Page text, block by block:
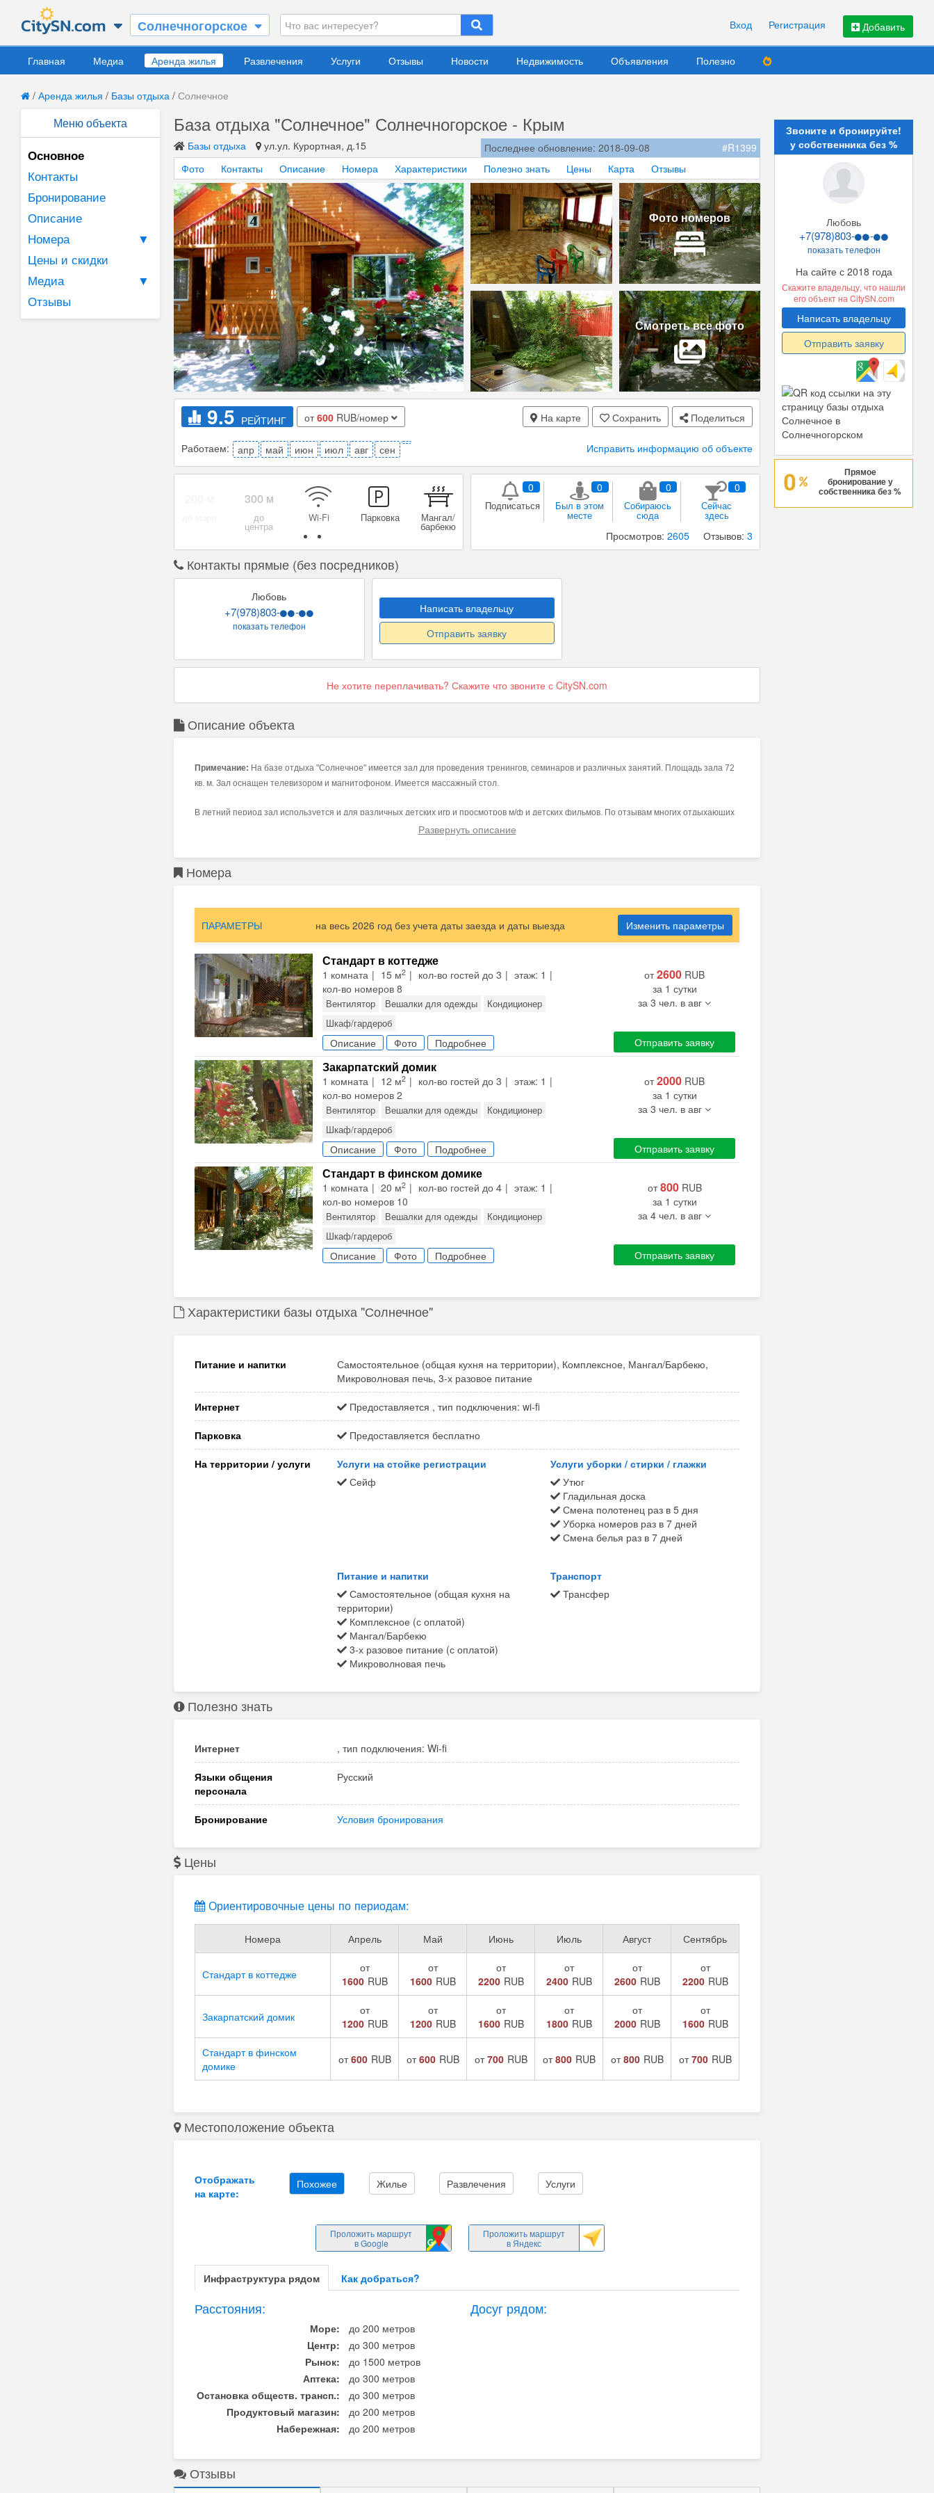
Солнечногорское Добавить
Вход Регистрация
Главная Медиа Аренда жилья Развлечения Услуги Отзывы Новости Недвижимость Объявления Полезно
/ Аренда жилья / Базы отдыха / Солнечное
Меню объекта
Основное
Контакты
Бронирование
Описание
Номера
▼
Цены и скидки
Медиа
▼
Отзывы
База отдыха "Солнечное" Солнечногорское - Крым
Базы отдыха ул.ул. Курортная, д.15 Последнее обновление: 2018-09-08
#R1399
Фото
Контакты Описание Номера Характеристики Полезно знать Цены Карта Отзывы
Фото номеров
Смотреть все фото
9.5 РЕЙТИНГ от600 RUB/номер Поделиться
Сохранить
На карте
Работаем: апр май июн июл авг сен Исправить информацию об объекте
Сейф
0
Подписаться
0
Был в этом
месте
0
Собираюсь
сюда
0
Сейчас
здесь
Отзывов: 3
Просмотров: 2605
Контакты прямые (без посредников)
Любовь
+7(978)803- -
показать телефон
Написать владельцу
Отправить заявку
Не хотите переплачивать? Скажите что звоните с CitySN.com
Описание объекта
Примечание: На базе отдыха "Солнечное" имеется зал для проведения тренингов, семинаров и различных занятий. Площадь зала 72
кв. м. Зал оснащен телевизором и магнитофоном. Имеется массажный стол.
В летний период зал используется и для различных детских игр и просмотров м/ф и детских фильмов. По отзывам многих отдыхающих
этот зал здорово выручает родителей в организации досуга детей и их общения. В зале расположен детский уголок, библиотека,
Развернуть описание
Номера
ПАРАМЕТРЫ на весь 2026 год без учета даты заезда и даты выезда Изменить параметры
Стандарт в коттедже
1 комната 15 м2 кол-во гостей до 3
этаж: 1
кол-во номеров 8
Вентилятор Вешалки для одежды
Кондиционер
Шкаф/гардероб
Санузел в номере (душ, туалет, умывальник)
Кабельные канал
Телевизор
от2600 RUB
за 1 сутки
за 3 чел. в авг
Описание Фото Подробнее Отправить заявку
Закарпатский домик
1 комната 12 м2 кол-во гостей до 3
этаж: 1
кол-во номеров 2
Вентилятор Вешалки для одежды
Кондиционер
Шкаф/гардероб
Санузел в номере (душ, туалет, умывальник)
Кабельные канал
Телевизор Холодильник
от2000 RUB
за 1 сутки
за 3 чел. в авг
Описание Фото Подробнее Отправить заявку
Стандарт в финском домике
1 комната 20 м2 кол-во гостей до 4
этаж: 1
кол-во номеров 10
Вентилятор Вешалки для одежды
Кондиционер
Шкаф/гардероб
Санузел в номере (душ, туалет, умывальник)
от800 RUB
за 1 сутки
за 4 чел. в авг
Описание Фото Подробнее Отправить заявку
Характеристики базы отдыха "Солнечное"
Питание и напитки
Самостоятельное (общая кухня на территории), Комплексное, Мангал/Барбекю,
Микроволновая печь, 3-х разовое питание
Интернет Предоставляется , тип подключения: wi-fi
Парковка Предоставляется бесплатно
На территории / услуги
Услуги на стойке регистрации
Сейф
Услуги уборки / стирки / глажки
Утюг
Гладильная доска
Смена полотенец раз в 5 дня
Уборка номеров раз в 7 дней
Смена белья раз в 7 дней
Питание и напитки
Самостоятельное (общая кухня на
территории)
Комплексное (с оплатой)
Мангал/Барбекю
3-х разовое питание (с оплатой)
Микроволновая печь
Транспорт
Трансфер
Полезно знать
Интернет , тип подключения: Wi-fi
Языки общения
персонала
Русский
Бронирование Условия бронирования
Цены
Ориентировочные цены по периодам:
Номера Апрель Май Июнь Июль Август Сентябрь
Стандарт в коттедже
от
1600 RUB
от
1600 RUB
от
2200 RUB
от
2400 RUB
от
2600 RUB
от
2200 RUB
Закарпатский домик
от
1200 RUB
от
1200 RUB
от
1600 RUB
от
1800 RUB
от
2000 RUB
от
1600 RUB
Стандарт в финском
домике
от600 RUB от600 RUB от700 RUB от800 RUB от800 RUB от700 RUB
Местоположение объекта
Отображать
на карте:
Похожее Жилье Развлечения Услуги
Проложить маршрут
в Google
Проложить маршрут
в Яндекс
Инфраструктура рядом Как добраться?
Расстояния:
Море:
до 200 метров
Центр:
до 300 метров
Рынок:
до 1500 метров
Аптека:
до 300 метров
Остановка обществ. трансп.:
до 300 метров
Продуктовый магазин:
до 200 метров
Набережная:
до 200 метров
Досуг рядом:
Отзывы
Звоните и бронируйте!
у собственника без %
Любовь
+7(978)803- -
показать телефон
На сайте с 2018 года
Скажите владельцу, что нашли
его объект на CitySN.com
Написать владельцу
Отправить заявку
Прямое
бронирование у
собственника без %